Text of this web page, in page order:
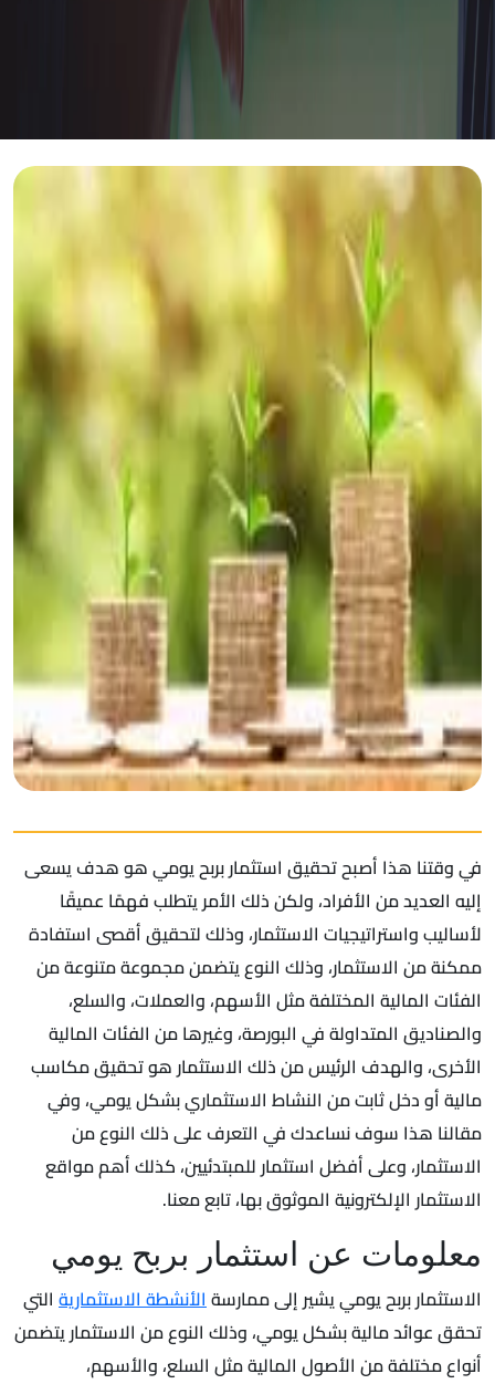
في وقتنا هذا أصبح تحقيق استثمار بربح يومي هو هدف يسعى
إليه العديد من الأفراد، ولكن ذلك الأمر يتطلب فهمًا عميقًا
لأساليب واستراتيجيات الاستثمار، وذلك لتحقيق أقصى استفادة
ممكنة من الاستثمار، وذلك النوع يتضمن مجموعة متنوعة من
الفئات المالية المختلفة مثل الأسهم، والعملات، والسلع،
والصناديق المتداولة في البورصة، وغيرها من الفئات المالية
الأخرى، والهدف الرئيس من ذلك الاستثمار هو تحقيق مكاسب
مالية أو دخل ثابت من النشاط الاستثماري بشكل يومي، وفي
مقالنا هذا سوف نساعدك في التعرف على ذلك النوع من
الاستثمار، وعلى أفضل استثمار للمبتدئيين، كذلك أهم مواقع
الاستثمار الإلكترونية الموثوق بها، تابع معنا.
معلومات عن استثمار بربح يومي
الاستثمار بربح يومي يشير إلى ممارسةالأنشطة الاستثمارية التي
تحقق عوائد مالية بشكل يومي، وذلك النوع من الاستثمار يتضمن
أنواع مختلفة من الأصول المالية مثل السلع، والأسهم،